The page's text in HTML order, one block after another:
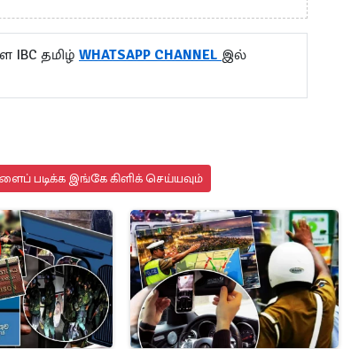
தமிழ் WHATSAPP CHANNEL இல்
படிக்க இங்கே கிளிக் செய்யவும்